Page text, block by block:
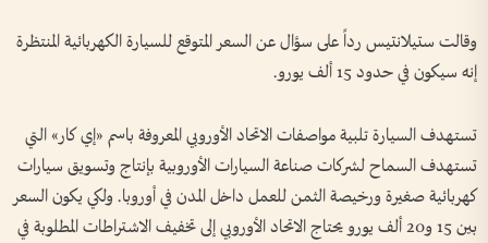
وقالت ستيلانتيس رداً على سؤال عن السعر المتوقع للسيارة الكهربائية المنتظرة
إنه سيكون في حدود 15 ألف يورو.
تستهدف السيارة تلبية مواصفات الاتحاد الأوروبي المعروفة باسم «إي كار» التي
تستهدف السماح لشركات صناعة السيارات الأوروبية بإنتاج وتسويق سيارات
كهربائية صغيرة ورخيصة الثمن للعمل داخل المدن في أوروبا. ولكي يكون السعر
بين 15 و20 ألف يورو يحتاج الاتحاد الأوروبي إلى تخفيف الاشتراطات المطلوبة في